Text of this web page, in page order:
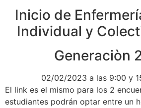
Inicio de
Individual y
Generaciòn
02/02/2023 a las 9:00 y
El link es el mismo para los 2
estudiantes podrán optar entre un